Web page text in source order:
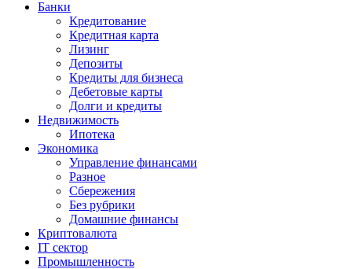
Банки
Кредитование
Кредитная карта
Лизинг
Депозиты
Кредиты для бизнеса
Дебетовые карты
Долги и кредиты
Недвижимость
Ипотека
Экономика
Управление финансами
Разное
Сбережения
Без рубрики
Домашние финансы
Криптовалюта
IT сектор
Промышленность